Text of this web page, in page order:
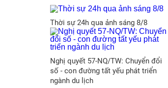
Thời sự 24h qua ảnh sáng 8/8
Nghị quyết 57-NQ/TW: Chuyển đổi
số - con đường tất yếu phát triển
ngành du lịch